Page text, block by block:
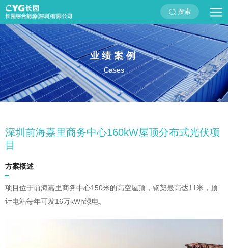
搜索
业绩案例
Cases
深圳前海嘉里商务中心160kW屋顶分布式光伏项
目
方案概述
项目位于前海嘉里商务中心150米的高空屋顶，钢架最高达11米，预
计电站每年可发16万kWh绿电。